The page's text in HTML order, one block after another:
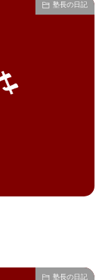
塾長の日記
塾長の日記